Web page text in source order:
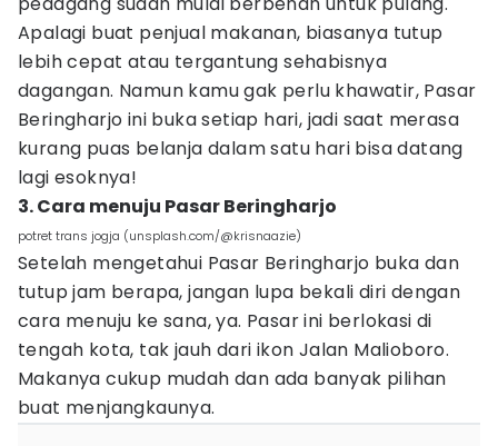
Apalagi buat penjual makanan, biasanya tutup
lebih cepat atau tergantung sehabisnya
dagangan. Namun kamu gak perlu khawatir, Pasar
Beringharjo ini buka setiap hari, jadi saat merasa
kurang puas belanja dalam satu hari bisa datang
lagi esoknya!
3. Cara menuju Pasar Beringharjo
potret trans jogja (unsplash.com/@krisnaazie)
Setelah mengetahui Pasar Beringharjo buka dan
tutup jam berapa, jangan lupa bekali diri dengan
cara menuju ke sana, ya. Pasar ini berlokasi di
tengah kota, tak jauh dari ikon Jalan Malioboro.
Makanya cukup mudah dan ada banyak pilihan
buat menjangkaunya.